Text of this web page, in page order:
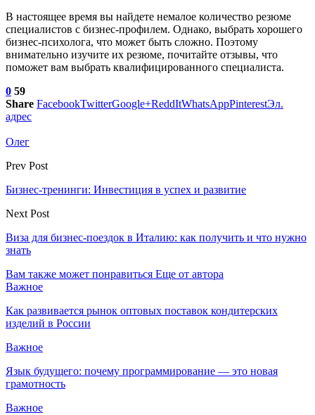
В настоящее время вы найдете немалое количество резюме
специалистов с бизнес-профилем. Однако, выбрать хорошего
бизнес-психолога, что может быть сложно. Поэтому
внимательно изучите их резюме, почитайте отзывы, что
поможет вам выбрать квалифицированного специалиста.
0 59
Share FacebookTwitterGoogle+ReddItWhatsAppPinterestЭл.
адрес
Олег
Prev Post
Бизнес-тренинги: Инвестиция в успех и развитие
Next Post
Виза для бизнес-поездок в Италию: как получить и что нужно
знать
Вам также может понравиться Еще от автора
Важное
Как развивается рынок оптовых поставок кондитерских
изделий в России
Важное
Язык будущего: почему программирование — это новая
грамотность
Важное